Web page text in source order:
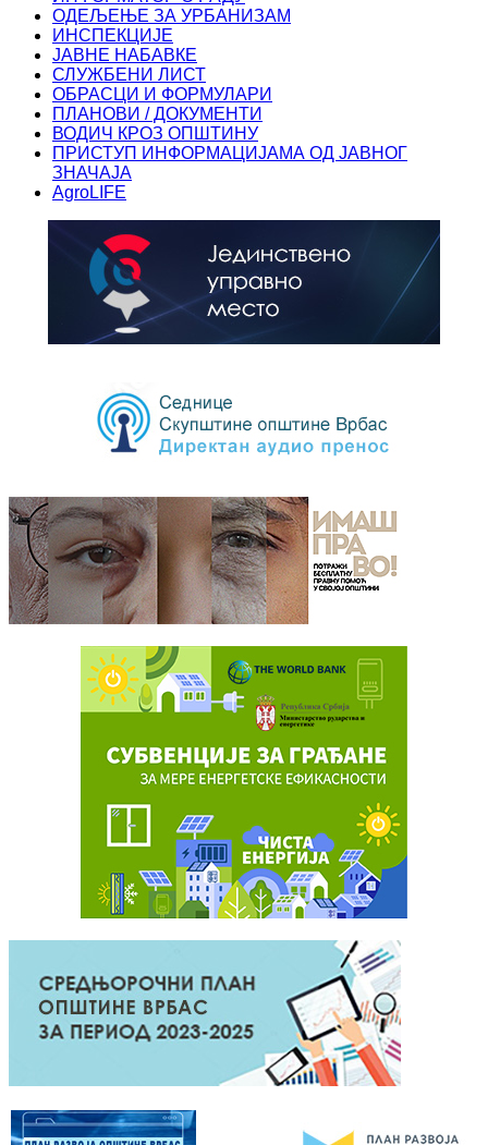
ОДЕЉЕЊЕ ЗА УРБАНИЗАМ
ИНСПЕКЦИЈЕ
ЈАВНЕ НАБАВКЕ
СЛУЖБЕНИ ЛИСТ
ОБРАСЦИ И ФОРМУЛАРИ
ПЛАНОВИ / ДОКУМЕНТИ
ВОДИЧ КРОЗ ОПШТИНУ
ПРИСТУП ИНФОРМАЦИЈАМА ОД ЈАВНОГ
ЗНАЧАЈА
AgroLIFE